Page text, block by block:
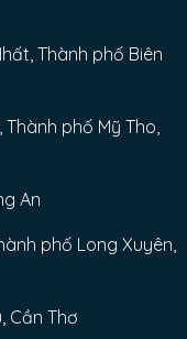
Thành phố Biên
Thành phố Mỹ Tho,
An
phố Long Xuyên,
Cần Thơ